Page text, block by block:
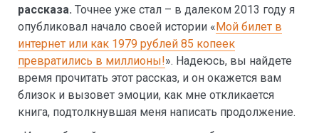
рассказа. Точнее уже стал – в далеком 2013 году я
опубликовал начало своей истории «Мой билет в
интернет или как 1979 рублей 85 копеек
превратились в миллионы!». Надеюсь, вы найдете
время прочитать этот рассказ, и он окажется вам
близок и вызовет эмоции, как мне откликается
книга, подтолкнувшая меня написать продолжение.